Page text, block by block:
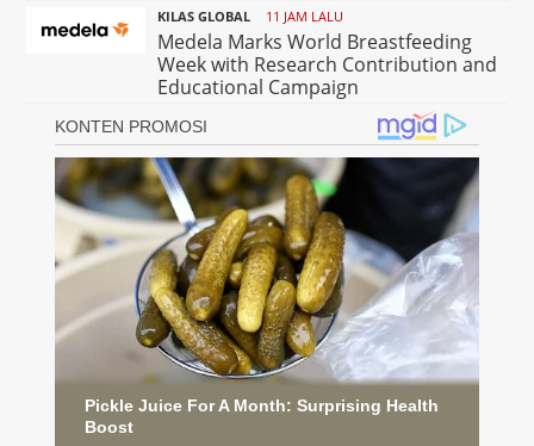
KILAS GLOBAL 11 JAM LALU
Medela Marks World Breastfeeding
Week with Research Contribution and
Educational Campaign